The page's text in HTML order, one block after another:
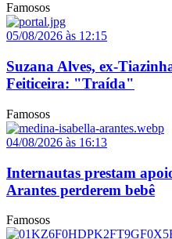
Famosos
05/08/2026 às 12:15
Suzana Alves, ex-
Feiticeira: "Traída"
Famosos
04/08/2026 às 16:13
Internautas prestam
Arantes perderem bebê
Famosos